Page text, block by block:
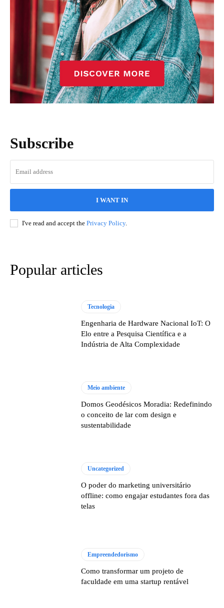
Subscribe
I WANT IN
I've read and accept the Privacy Policy.
Popular articles
Tecnologia
Engenharia de Hardware Nacional IoT: O
Elo entre a Pesquisa Científica e a
Indústria de Alta Complexidade
Meio ambiente
Domos Geodésicos Moradia: Redefinindo
o conceito de lar com design e
sustentabilidade
Uncategorized
O poder do marketing universitário
offline: como engajar estudantes fora das
telas
Empreendedorismo
Como transformar um projeto de
faculdade em uma startup rentável